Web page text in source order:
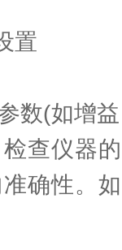
置
(如增益
查仪器
确性。